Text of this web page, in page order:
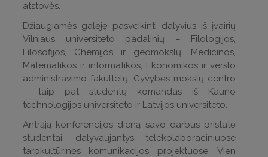
atstovės.
Džiaugiamės galėję pasveikinti dalyvius iš įvairių
Vilniaus universiteto padalinių – Filologijos,
Filosofijos, Chemijos ir geomokslų, Medicinos,
Matematikos ir informatikos, Ekonomikos ir verslo
administravimo fakultetų, Gyvybės mokslų centro
– taip pat studentų komandas iš Kauno
technologijos universiteto ir Latvijos universiteto.
Antrąją konferencijos dieną savo darbus pristatė
studentai, dalyvaujantys telekolaboraciniuose
tarpkultūrinės komunikacijos projektuose. Vien